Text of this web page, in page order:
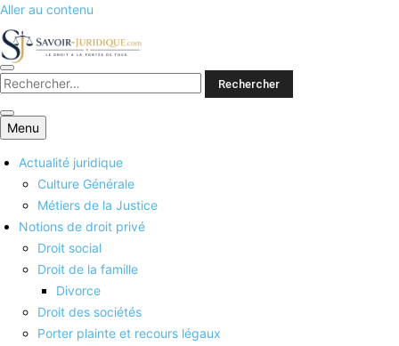
Aller au contenu
Savoirs juridiques
Menu
Actualité juridique
Culture Générale
Métiers de la Justice
Notions de droit privé
Droit social
Droit de la famille
Divorce
Droit des sociétés
Porter plainte et recours légaux